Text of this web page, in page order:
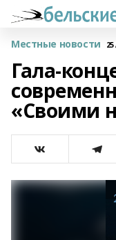
Местные новости
Гала-
«Своими